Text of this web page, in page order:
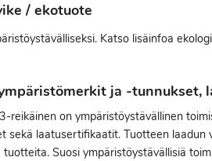
/ ekotuote
Katso lisäinfoa
ja -tunnukset,
reikäinen on ympäristöystävällinen
sekä laatusertifikaatit. Tuotteen
Suosi ympäristöystävällisiä